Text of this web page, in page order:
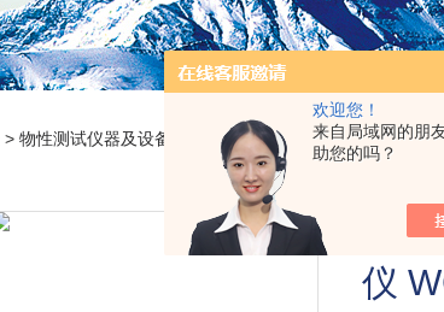
欢迎您！
来自局域网的朋
助您的吗？
> 物性测试仪器及设备 > 软塑包材摩擦系数试验仪 编织袋
软
仪